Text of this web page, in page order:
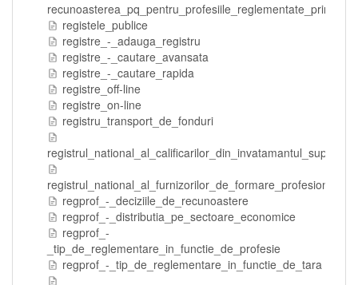
registele_publice
registre_-_adauga_registru
registre_-_cautare_avansata
registre_-_cautare_rapida
registre_off-line
registre_on-line
registru_transport_de_fonduri
registrul_national_al_calificarilor_din_invatamantul_superior
regprof_-_deciziile_de_recunoastere
regprof_-_distributia_pe_sectoare_economice
regprof_-
_tip_de_reglementare_in_functie_de_profesie
regprof_-_tip_de_reglementare_in_functie_de_tara